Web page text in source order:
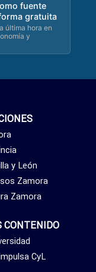
fuente
gratuita
última hora en
y
y León
Zamora
Zamora
CONTENIDO
CyL